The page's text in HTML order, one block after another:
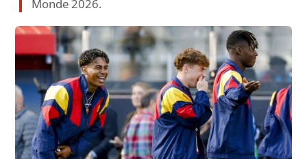
Monde 2026.